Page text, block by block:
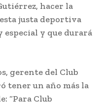
hacer la
justa deportiva
especial y que durará
gerente del Club
tener un año más la
“Para Club